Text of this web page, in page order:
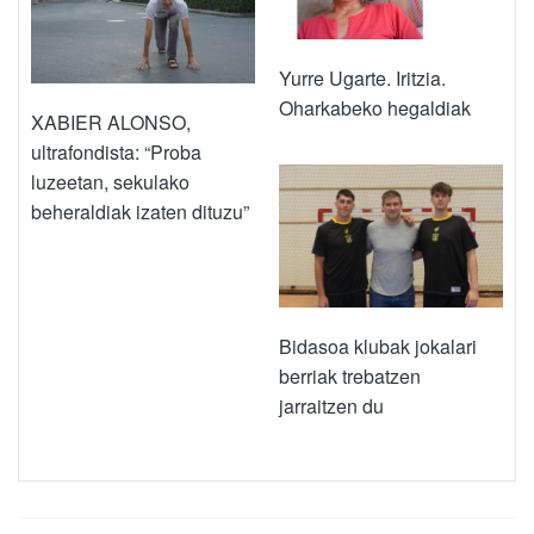
XABIER ALONSO,
ultrafondista: “Proba
luzeetan, sekulako
beheraldiak izaten dituzu”
Yurre Ugarte. Iritzia.
Oharkabeko hegaldiak
Bidasoa klubak jokalari
berriak trebatzen
jarraitzen du